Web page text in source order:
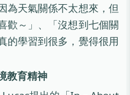
為天氣關係不太想來，但
歡～」、「沒想到七個關
的學習到很多，覺得很用
教育精神